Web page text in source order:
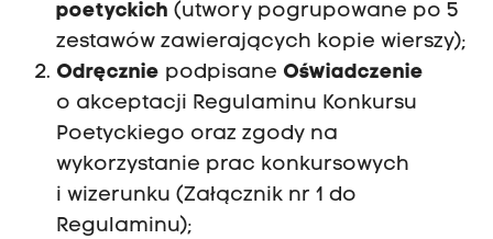
poetyckich (utwory pogrupowane po 5
zestawów zawierających kopie wierszy);
Odręcznie podpisane Oświadczenie
o akceptacji Regulaminu Konkursu
Poetyckiego oraz zgody na
wykorzystanie prac konkursowych
i wizerunku (Załącznik nr 1 do
Regulaminu);